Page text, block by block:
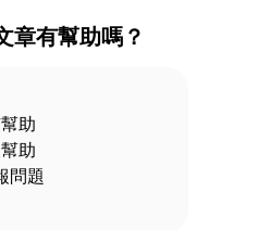
章有幫助嗎？
助
助
問題